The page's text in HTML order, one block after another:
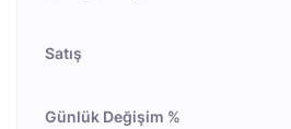
Satış
Günlük Değişim %